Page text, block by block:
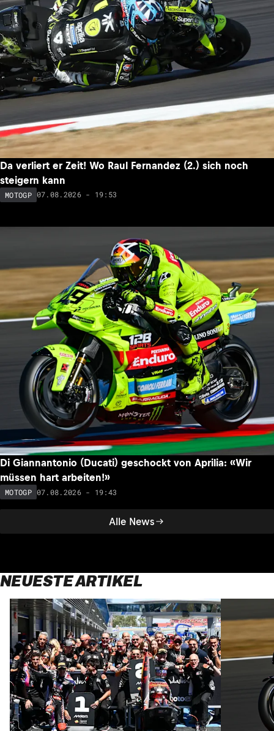
Alle News
Da verliert er Zeit! Wo Raul Fernandez (2.) sich noch
steigern kann
MOTOGP 07.08.2026 - 19:53
Di Giannantonio (Ducati) geschockt von Aprilia: «Wir
müssen hart arbeiten!»
MOTOGP 07.08.2026 - 19:43
NEUESTE ARTIKEL